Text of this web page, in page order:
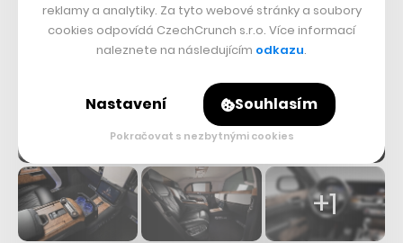
+1
reklamy a analytiky. Za tyto webové stránky a soubory
cookies odpovídá CzechCrunch s.r.o. Více informací
naleznete na následujícím odkazu.
Nastavení Souhlasím
Pokračovat s nezbytnými cookies